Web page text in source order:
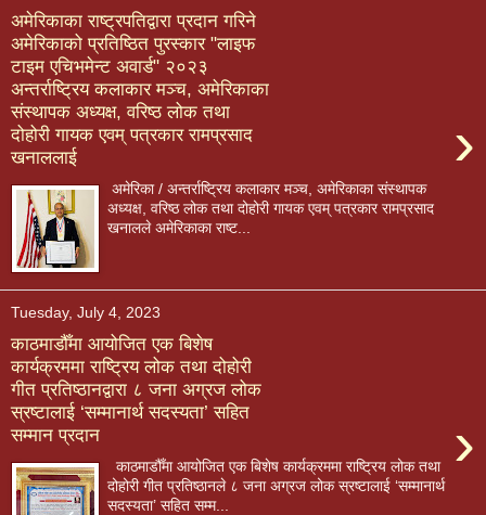
अमेरिकाका राष्ट्रपतिद्वारा प्रदान गरिने
अमेरिकाको प्रतिष्ठित पुरस्कार "लाइफ
टाइम एचिभमेन्ट अवार्ड" २०२३
अन्तर्राष्ट्रिय कलाकार मञ्च, अमेरिकाका
संस्थापक अध्यक्ष, वरिष्ठ लोक तथा
दोहोरी गायक एवम् पत्रकार रामप्रसाद
खनाललाई
›
अमेरिका / अन्तर्राष्ट्रिय कलाकार मञ्च, अमेरिकाका संस्थापक
अध्यक्ष, वरिष्ठ लोक तथा दोहोरी गायक एवम् पत्रकार रामप्रसाद
खनालले अमेरिकाका राष्ट...
Tuesday, July 4, 2023
काठमाडौँमा आयोजित एक बिशेष
कार्यक्रममा राष्ट्रिय लोक तथा दोहोरी
गीत प्रतिष्ठानद्वारा ८ जना अग्रज लोक
स्रष्टालाई ‘सम्मानार्थ सदस्यता’ सहित
सम्मान प्रदान
›
काठमाडौँमा आयोजित एक बिशेष कार्यक्रममा राष्ट्रिय लोक तथा
दोहोरी गीत प्रतिष्ठानले ८ जना अग्रज लोक स्रष्टालाई ‘सम्मानार्थ
सदस्यता’ सहित सम्म...